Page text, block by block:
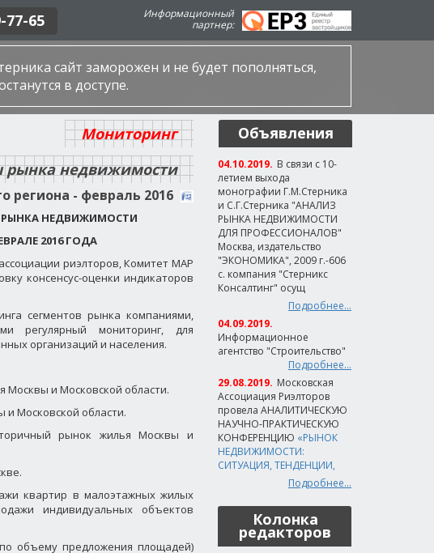
77-65
Информационный
партнер:
сайт заморожен и не будет пополняться,
в доступе.
Мониторинг
рынка недвижимости
региона - февраль 2016
НЕДВИЖИМОСТИ
2016 ГОДА
риэлторов, Комитет МАР
консенсус-оценки индикаторов
сегментов рынка компаниями,
регулярный мониторинг, для
организаций и населения.
Москвы и Московской области.
Московской области.
рынок жилья Москвы и
квартир в малоэтажных жилых
индивидуальных объектов
объему предложения площадей)
Объявления
04.10.2019. В связи с 10-
летием выхода
монографии Г.М.Стерника
и С.Г.Стерника "АНАЛИЗ
РЫНКА НЕДВИЖИМОСТИ
ДЛЯ ПРОФЕССИОНАЛОВ"
Москва, издательство
"ЭКОНОМИКА", 2009 г.-606
с. компания "Стерникс
Консалтинг" осущ
Подробнее...
04.09.2019.
Информационное
агентство "Строительство"
Подробнее...
29.08.2019. Московская
Ассоциация Риэлторов
провела АНАЛИТИЧЕСКУЮ
НАУЧНО-ПРАКТИЧЕСКУЮ
КОНФЕРЕНЦИЮ «РЫНОК
НЕДВИЖИМОСТИ:
СИТУАЦИЯ, ТЕНДЕНЦИИ,
Подробнее...
Колонка
редакторов